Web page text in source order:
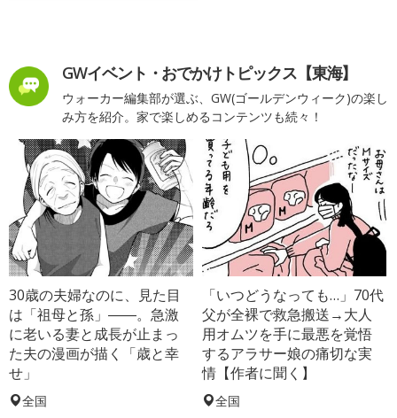
GWイベント・おでかけトピックス【東海】
ウォーカー編集部が選ぶ、GW(ゴールデンウィーク)の楽し
み方を紹介。家で楽しめるコンテンツも続々！
30歳の夫婦なのに、見た目
は「祖母と孫」――。急激
に老いる妻と成長が止まっ
た夫の漫画が描く「歳と幸
せ」
全国
「いつどうなっても…」70代
父が全裸で救急搬送→大人
用オムツを手に最悪を覚悟
するアラサー娘の痛切な実
情【作者に聞く】
全国